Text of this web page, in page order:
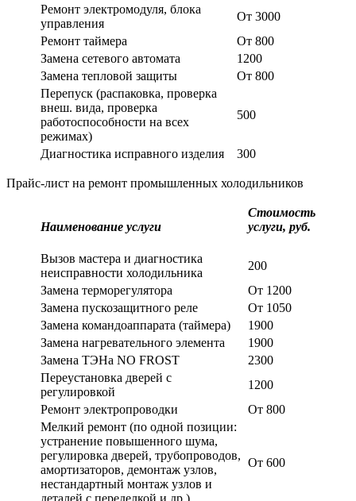
Ремонт электромодуля, блока
управления
От 3000
Ремонт таймера
От 800
Замена сетевого автомата
1200
Замена тепловой защиты
От 800
Перепуск (распаковка, проверка
внеш. вида, проверка
работоспособности на всех
режимах)
500
Диагностика исправного изделия 300
Прайс-лист на ремонт промышленных холодильников
Наименование услуги
Стоимость
услуги, руб.
Вызов мастера и диагностика
неисправности холодильника
200
Замена терморегулятора
От 1200
Замена пускозащитного реле
От 1050
Замена командоаппарата (таймера)
1900
Замена нагревательного элемента
1900
Замена ТЭНа NO FROST
2300
Переустановка дверей с
регулировкой
1200
Ремонт электропроводки
От 800
Мелкий ремонт (по одной позиции:
устранение повышенного шума,
регулировка дверей, трубопроводов,
амортизаторов, демонтаж узлов,
нестандартный монтаж узлов и
деталей с переделкой и др.)
От 600